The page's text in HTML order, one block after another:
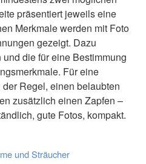
präsentiert jeweils eine
Merkmale werden mit Foto
gezeigt. Dazu
die für eine Bestimmung
Für eine
Regel, einen belaubten
zusätzlich einen Zapfen –
gute Fotos, kompakt.
und Sträucher